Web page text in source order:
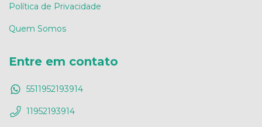
Política de Privacidade
Quem Somos
Entre em contato
5511952193914
11952193914